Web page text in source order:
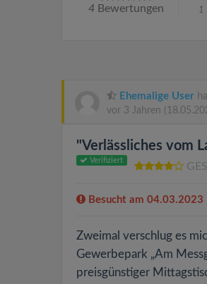
4 Bewertungen
1
Ehemalige User
vor 3 Jahren
"Verlässliches vom
Verifiziert
Besucht am 04.03.2023
Zweimal verschlug es
Gewerbepark „Am
preisgünstiger